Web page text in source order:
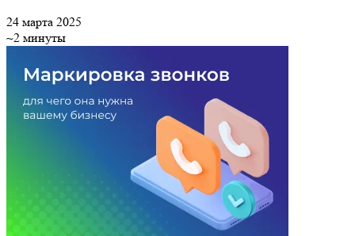
24 марта 2025
~2 минуты